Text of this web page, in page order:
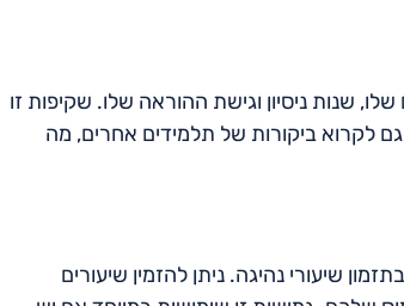
שנות ניסיון וגישת ההוראה שלו. שקיפות זו
לקרוא ביקורות של תלמידים אחרים, מה
שיעורי נהיגה. ניתן להזמין שיעורים